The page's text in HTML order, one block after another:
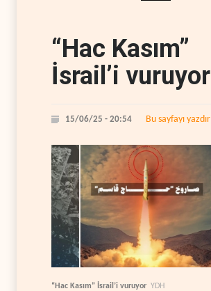
“Hac Kasım”
İsrail’i vuruyor
15/06/25 - 20:54 Bu sayfayı yazdır
“Hac Kasım” İsrail’i vuruyor YDH